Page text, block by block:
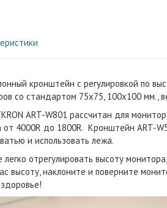
кронштейн c регулировкой по
со стандартом 75х75, 100х100 мм.,
ART-W801 рассчитан для
4000R до 1800R. Кронштейн ART-
и использовать лежа.
легко отрегулировать высоту
высоту, наклоните и поверните